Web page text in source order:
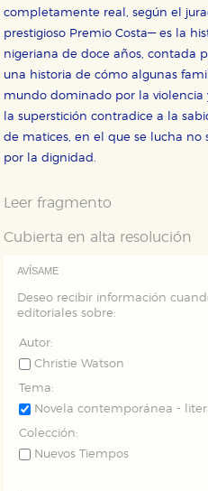
completamente real, según el
prestigioso Premio Costa— es la
nigeriana de doce años, contada
una historia de cómo algunas
mundo dominado por la violencia
la superstición contradice a la
de matices, en el que se lucha no
por la dignidad.
Leer fragmento
Cubierta en alta resolución
AVÍSAME
Deseo recibir información
editoriales sobre:
Autor:
Christie Watson
Tema:
Novela contemporánea -
Colección:
Nuevos Tiempos
Estas cookies son
publicitarios y se utilizan
relevante para sus
almacenan directamente
que se basan en la
navegador y dispositivo
Puede consultar nuestra